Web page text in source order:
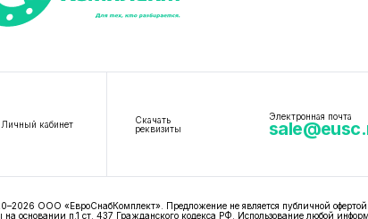
Личный кабинет
Скачать
реквизиты
Электронная почта
ООО «ЕвроСнабКомплект». Предложение не является публичной
на основании п.1 ст. 437 Гражданского кодекса РФ. Использование любой